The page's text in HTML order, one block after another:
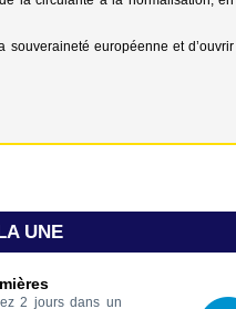
souveraineté européenne et d’ouvrir
UNE
2 jours dans un